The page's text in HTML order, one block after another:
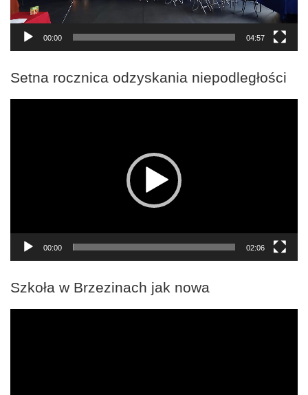
00:00 04:57
Setna rocznica odzyskania niepodległości
00:00 02:06
Szkoła w Brzezinach jak nowa